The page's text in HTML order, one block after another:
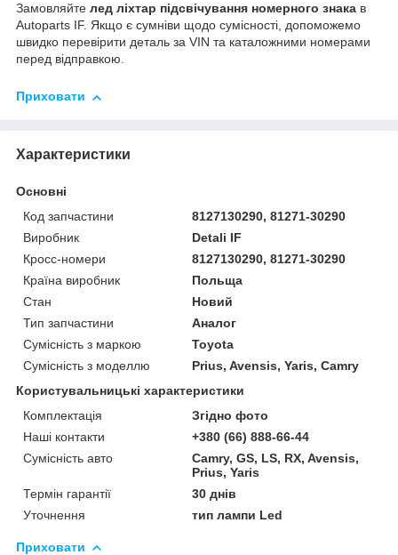
Замовляйте лед ліхтар підсвічування номерного знака в
Autoparts IF. Якщо є сумніви щодо сумісності, допоможемо
швидко перевірити деталь за VIN та каталожними номерами
перед відправкою.
Приховати
Характеристики
Основні
Код запчастини
8127130290, 81271-30290
Виробник
Detali IF
Кросс-номери
8127130290, 81271-30290
Країна виробник
Польща
Стан
Новий
Тип запчастини
Аналог
Сумісність з маркою
Toyota
Сумісність з моделлю
Prius, Avensis, Yaris, Camry
Користувальницькі характеристики
Комплектація
Згідно фото
Наші контакти
+380 (66) 888-66-44
Сумісність авто
Camry, GS, LS, RX, Avensis,
Prius, Yaris
Термін гарантії
30 днів
Уточнення
тип лампи Led
Приховати